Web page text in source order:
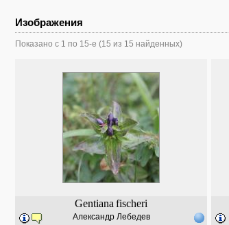
Изображения
Показано с 1 по 15-е (15 из 15 найденных)
Gentiana fischeri
Александр Лебедев